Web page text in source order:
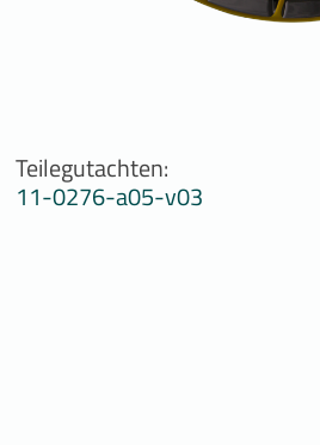
Teilegutachten:
11-0276-a05-v03